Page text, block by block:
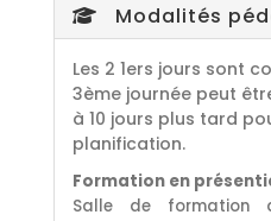
Modalités
Les 2 1ers jours sont
3ème journée peut
à 10 jours plus tard
planification.
Formation en
Salle de formation